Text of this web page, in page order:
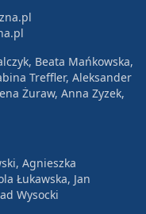
Beata Mańkowska,
Treffler, Aleksander
Żuraw, Anna Zyzek,
Agnieszka
Łukawska, Jan
Wysocki